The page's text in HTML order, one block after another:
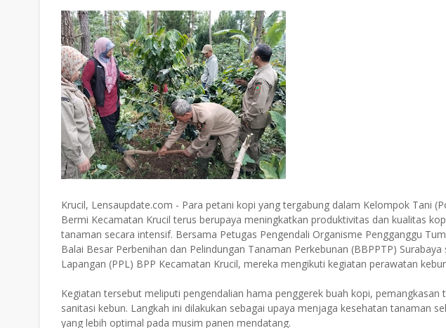
Krucil, Lensaupdate.com - Para petani kopi yang tergabung dalam Kelompok Tani
Bermi Kecamatan Krucil terus berupaya meningkatkan produktivitas dan kualitas
tanaman secara intensif. Bersama Petugas Pengendali Organisme Pengganggu
Balai Besar Perbenihan dan Pelindungan Tanaman Perkebunan (BBPPTP)
Lapangan (PPL) BPP Kecamatan Krucil, mereka mengikuti kegiatan perawatan
Kegiatan tersebut meliputi pengendalian hama penggerek buah kopi,
sanitasi kebun. Langkah ini dilakukan sebagai upaya menjaga kesehatan tanaman
yang lebih optimal pada musim panen mendatang.